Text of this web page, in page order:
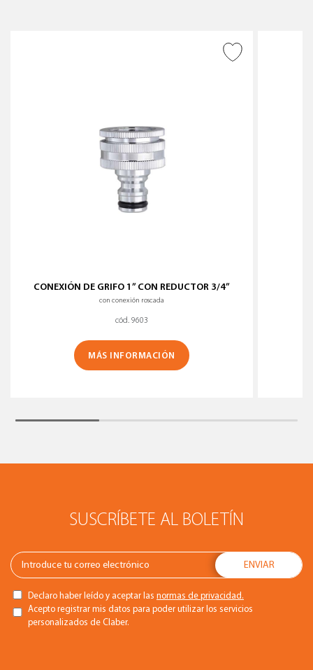
CONEXIÓN DE GRIFO 1” CON REDUCTOR 3/4”
con conexión roscada
cód. 9603
MÁS INFORMACIÓN
SUSCRÍBETE AL BOLETÍN
Declaro haber leído y aceptar las normas de privacidad.
Acepto registrar mis datos para poder utilizar los servicios
personalizados de Claber.